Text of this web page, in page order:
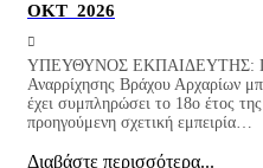
ΟΚΤ 2026
ΥΠΕΥΘΥΝΟΣ ΕΚΠΑΙΔΕΥΤΗΣ: Γ.
Αναρρίχησης Βράχου Αρχαρίων
έχει συμπληρώσει το 18ο έτος της
προηγούμενη σχετική εμπειρία…
Διαβάστε περισσότερα...